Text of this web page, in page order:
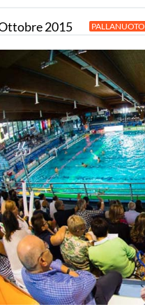
2015 PALLANUOTO